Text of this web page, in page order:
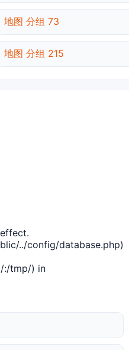
地图 分组 73
地图 分组 215
../config/database.php)
:/tmp/) in